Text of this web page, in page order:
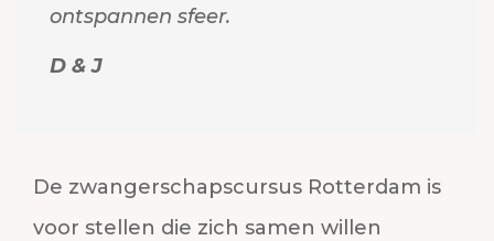
ontspannen sfeer.
D & J
De zwangerschapscursus Rotterdam is
voor stellen die zich samen willen